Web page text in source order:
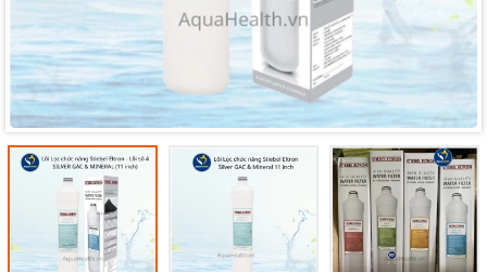
Mã giảm giá:
Ngày hết hạn:
Điều kiện: